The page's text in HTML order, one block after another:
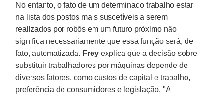
No entanto, o fato de um determinado trabalho estar
na lista dos postos mais suscetíveis a serem
realizados por robôs em um futuro próximo não
significa necessariamente que essa função será, de
fato, automatizada. Frey explica que a decisão sobre
substituir trabalhadores por máquinas depende de
diversos fatores, como custos de capital e trabalho,
preferência de consumidores e legislação. "A